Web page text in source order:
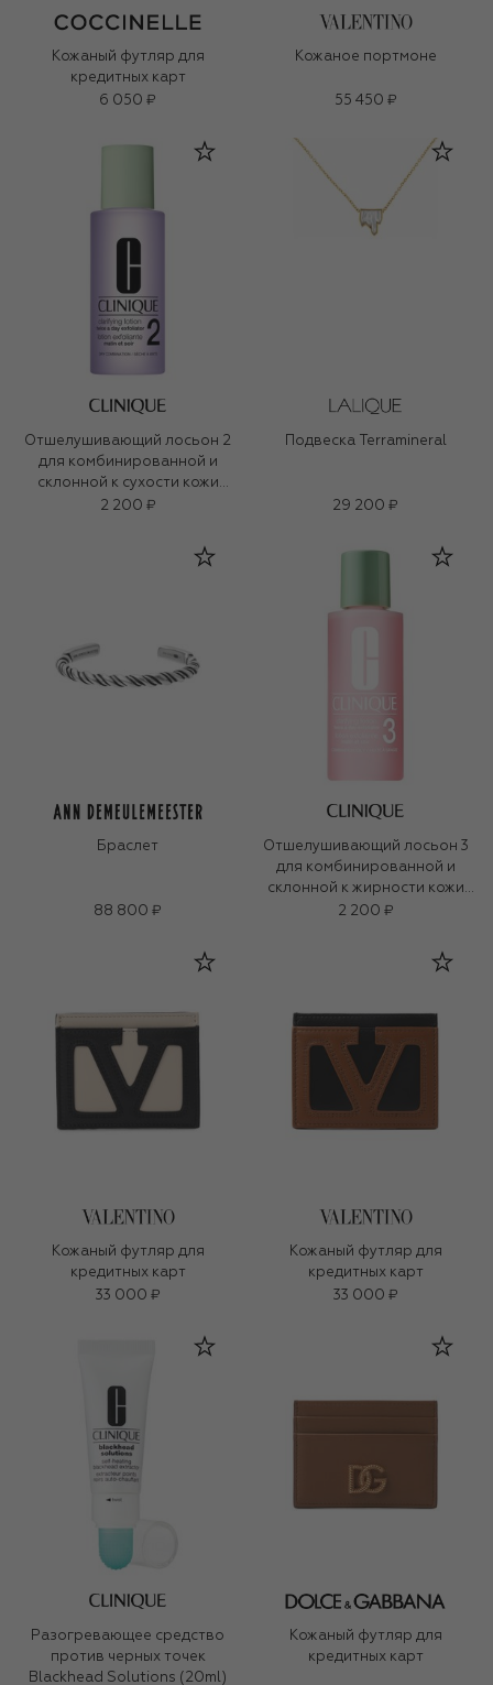
Кожаный футляр для
кредитных карт
6 050 ₽
Кожаное портмоне
55 450 ₽
Отшелушивающий лосьон 2
для комбинированной и
склонной к сухости кожи
Clarifying Lotion (100ml)
2 200 ₽
Подвеска Terramineral
29 200 ₽
Браслет
88 800 ₽
Отшелушивающий лосьон 3
для комбинированной и
склонной к жирности кожи
Clarifying Lotion (100ml)
2 200 ₽
Кожаный футляр для
кредитных карт
33 000 ₽
Кожаный футляр для
кредитных карт
33 000 ₽
Разогревающее средство
против черных точек
Blackhead Solutions (20ml)
Кожаный футляр для
кредитных карт